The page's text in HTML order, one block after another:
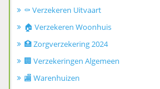
⚰️ Verzekeren Uitvaart
🏠 Verzekeren Woonhuis
🏥 Zorgverzekering 2024
🏢 Verzekeringen Algemeen
🏬 Warenhuizen